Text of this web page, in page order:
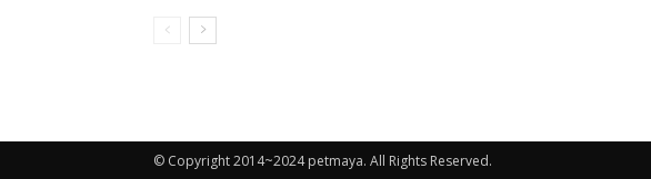
© Copyright 2014~2024 petmaya. All Rights Reserved.